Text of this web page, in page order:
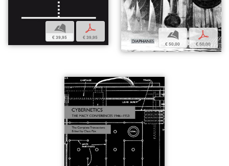
b
€ 39,95
p
€ 39,95 b
€ 50,00
p
€ 50,00